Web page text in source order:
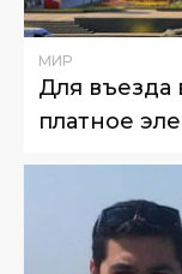
МИР
Для въезда
платное